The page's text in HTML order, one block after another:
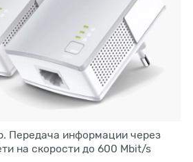
Передача информации через
на скорости до 600 Mbit/s